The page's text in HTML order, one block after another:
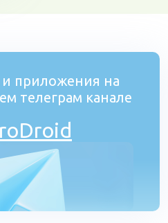
приложения на
телеграм канале